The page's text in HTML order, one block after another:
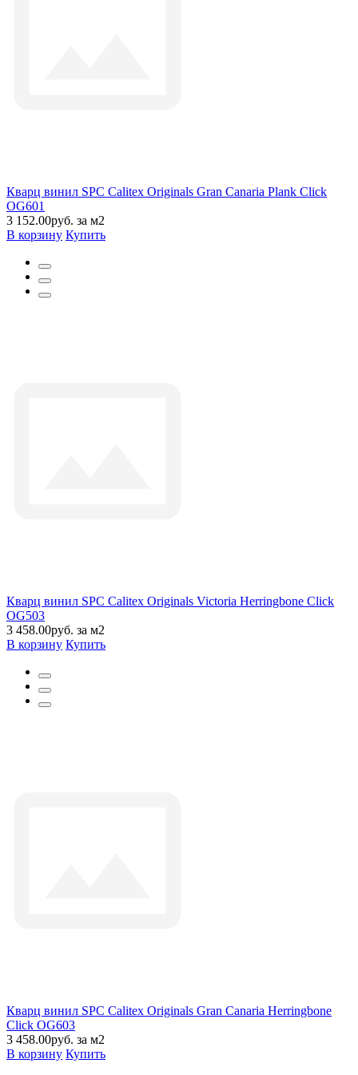
Кварц винил SPC Calitex Originals Gran Canaria Plank Click
OG601
3 152.00руб. за м2
В корзину Купить
Кварц винил SPC Calitex Originals Victoria Herringbone Click
OG503
3 458.00руб. за м2
В корзину Купить
Кварц винил SPC Calitex Originals Gran Canaria Herringbone
Click OG603
3 458.00руб. за м2
В корзину Купить